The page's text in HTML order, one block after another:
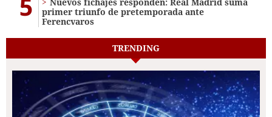
primer triunfo de pretemporada ante
Ferencvaros
TRENDING